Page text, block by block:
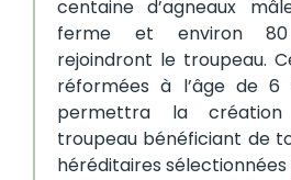
centaine d’agneaux
ferme et environ
rejoindront le troupeau.
réformées à l’âge de 6
permettra la création
troupeau bénéficiant de
héréditaires